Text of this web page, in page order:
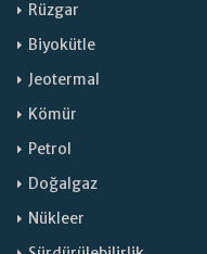
Rüzgar
Biyokütle
Jeotermal
Kömür
Petrol
Doğalgaz
Nükleer